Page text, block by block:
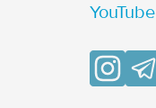
YouTube